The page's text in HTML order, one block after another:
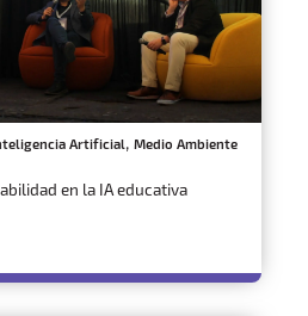
Artificial, Medio Ambiente
en la IA educativa